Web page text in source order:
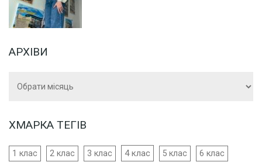
АРХІВИ
ХМАРКА ТЕГІВ
1 клас 2 клас 3 клас 4 клас 5 клас 6 клас